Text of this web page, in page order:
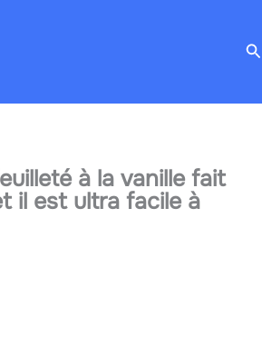
à la vanille fait
il est ultra facile à